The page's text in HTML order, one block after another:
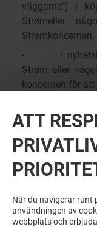
väggarna") i
Strømeller
Strømkoncernen,
- I
Strøm eller
koncernen för
Detta
och/eller
bild som kan bli
(ii)
Detta
användningen.
Bilden/
ATT
När du navigerar runt
användningen av
webbplats och